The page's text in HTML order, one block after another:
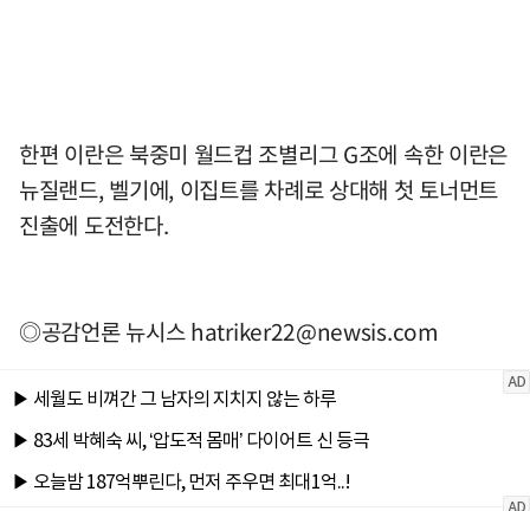
한편 이란은 북중미 월드컵 조별리그 G조에 속한 이란은
뉴질랜드, 벨기에, 이집트를 차례로 상대해 첫 토너먼트
진출에 도전한다.
◎공감언론 뉴시스hatriker22@newsis.com